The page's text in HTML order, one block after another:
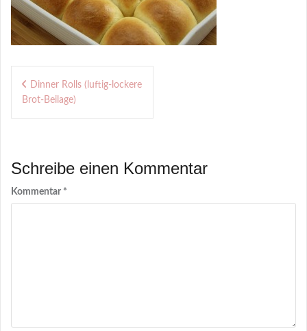
Beitragsnavigation
Dinner Rolls (luftig-lockere
Brot-Beilage)
Schreibe einen Kommentar
Kommentar *